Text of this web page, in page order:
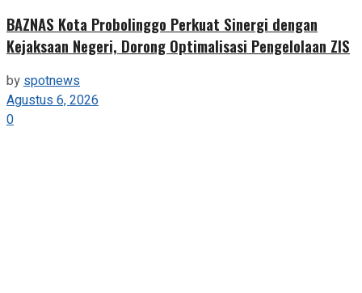
BAZNAS Kota Probolinggo Perkuat Sinergi dengan
Kejaksaan Negeri, Dorong Optimalisasi Pengelolaan ZIS
byspotnews
Agustus 6, 2026
0